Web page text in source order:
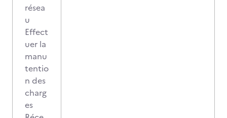
résea
u
Effect
uer la
manu
tentio
n des
charg
es